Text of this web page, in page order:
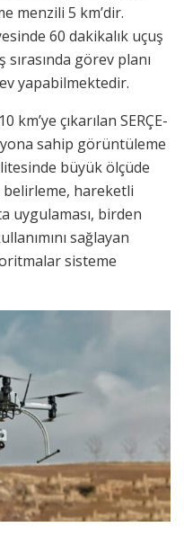
menzili 5 km’dir.
60 dakikalık uçuş
görev planı
yapabilmektedir.
çıkarılan SERÇE-
sahip görüntüleme
büyük ölçüde
belirleme, hareketli
uygulaması, birden
sağlayan
sisteme